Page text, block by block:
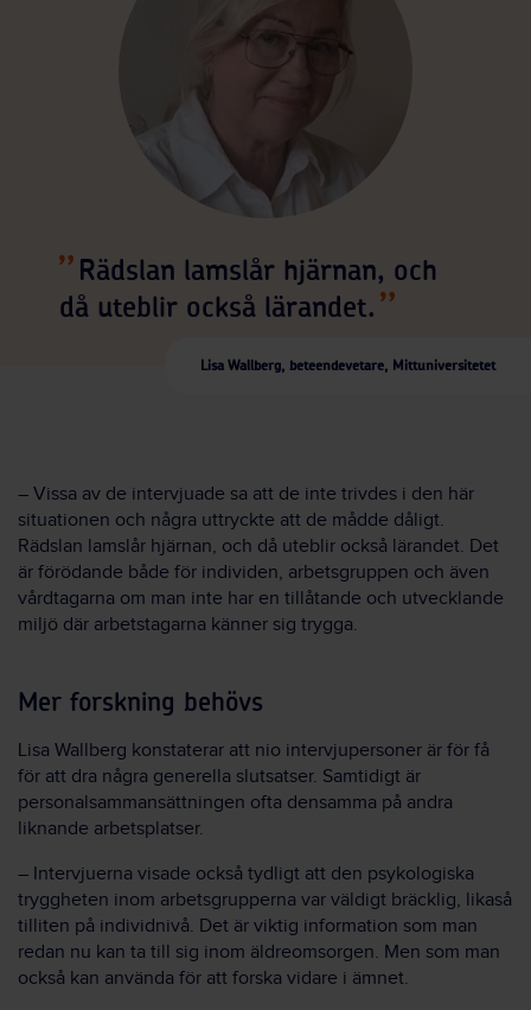
Rädslan lamslår hjärnan, och
då uteblir också lärandet.
Lisa Wallberg, beteendevetare, Mittuniversitetet
– Vissa av de intervjuade sa att de inte trivdes i den här
situationen och några uttryckte att de mådde dåligt.
Rädslan lamslår hjärnan, och då uteblir också lärandet. Det
är förödande både för individen, arbetsgruppen och även
vårdtagarna om man inte har en tillåtande och utvecklande
miljö där arbetstagarna känner sig trygga.
Mer forskning behövs
Lisa Wallberg konstaterar att nio intervjupersoner är för få
för att dra några generella slutsatser. Samtidigt är
personalsammansättningen ofta densamma på andra
liknande arbetsplatser.
– Intervjuerna visade också tydligt att den psykologiska
tryggheten inom arbetsgrupperna var väldigt bräcklig, likaså
tilliten på individnivå. Det är viktig information som man
redan nu kan ta till sig inom äldreomsorgen. Men som man
också kan använda för att forska vidare i ämnet.